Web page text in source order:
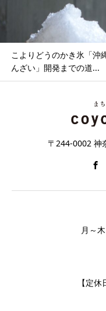
こよりどうのかき氷「沖
んざい」開発までの道...
〒244-0002 神
月～
金
日
【定